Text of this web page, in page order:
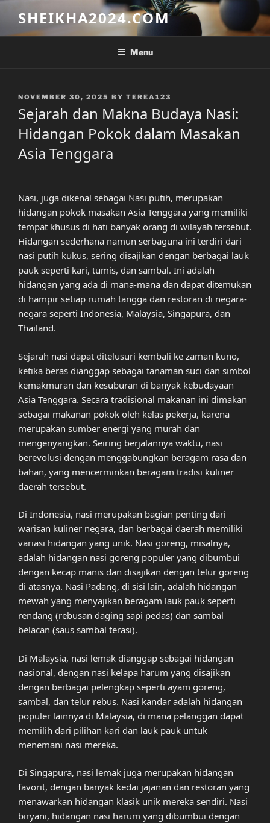
content
SHEIKHA2024.COM
Menu
POSTED
NOVEMBER 30, 2025 BY TEREA123
Sejarah dan Makna Budaya Nasi:
Hidangan Pokok dalam Masakan
Asia Tenggara
Nasi, juga dikenal sebagai Nasi putih, merupakan
hidangan pokok masakan Asia Tenggara yang memiliki
tempat khusus di hati banyak orang di wilayah tersebut.
Hidangan sederhana namun serbaguna ini terdiri dari
nasi putih kukus, sering disajikan dengan berbagai lauk
pauk seperti kari, tumis, dan sambal. Ini adalah
hidangan yang ada di mana-mana dan dapat ditemukan
di hampir setiap rumah tangga dan restoran di negara-
negara seperti Indonesia, Malaysia, Singapura, dan
Thailand.
Sejarah nasi dapat ditelusuri kembali ke zaman kuno,
ketika beras dianggap sebagai tanaman suci dan simbol
kemakmuran dan kesuburan di banyak kebudayaan
Asia Tenggara. Secara tradisional makanan ini dimakan
sebagai makanan pokok oleh kelas pekerja, karena
merupakan sumber energi yang murah dan
mengenyangkan. Seiring berjalannya waktu, nasi
berevolusi dengan menggabungkan beragam rasa dan
bahan, yang mencerminkan beragam tradisi kuliner
daerah tersebut.
Di Indonesia, nasi merupakan bagian penting dari
warisan kuliner negara, dan berbagai daerah memiliki
variasi hidangan yang unik. Nasi goreng, misalnya,
adalah hidangan nasi goreng populer yang dibumbui
dengan kecap manis dan disajikan dengan telur goreng
di atasnya. Nasi Padang, di sisi lain, adalah hidangan
mewah yang menyajikan beragam lauk pauk seperti
rendang (rebusan daging sapi pedas) dan sambal
belacan (saus sambal terasi).
Di Malaysia, nasi lemak dianggap sebagai hidangan
nasional, dengan nasi kelapa harum yang disajikan
dengan berbagai pelengkap seperti ayam goreng,
sambal, dan telur rebus. Nasi kandar adalah hidangan
populer lainnya di Malaysia, di mana pelanggan dapat
memilih dari pilihan kari dan lauk pauk untuk
menemani nasi mereka.
Di Singapura, nasi lemak juga merupakan hidangan
favorit, dengan banyak kedai jajanan dan restoran yang
menawarkan hidangan klasik unik mereka sendiri. Nasi
biryani, hidangan nasi harum yang dibumbui dengan